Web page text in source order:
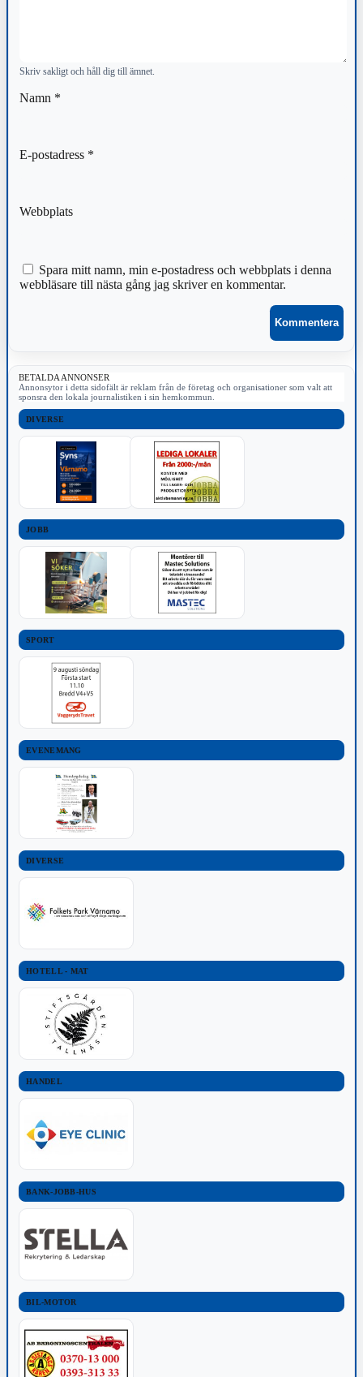
Skriv sakligt och håll dig till ämnet.
Namn *
E-postadress *
Webbplats
Spara mitt namn, min e-postadress och webbplats i denna
webbläsare till nästa gång jag skriver en kommentar.
BETALDA ANNONSER
Annonsytor i detta sidofält är reklam från de företag och organisationer som valt att
sponsra den lokala journalistiken i sin hemkommun.
DIVERSE
JOBB
SPORT
EVENEMANG
DIVERSE
HOTELL - MAT
HANDEL
BANK-JOBB-HUS
BIL-MOTOR